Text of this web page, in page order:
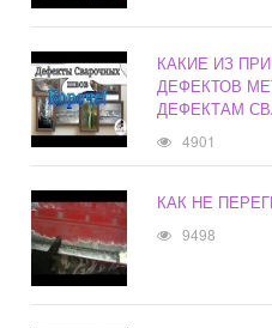
КАКИЕ ИЗ
ДЕФЕКТОВ
ДЕФЕКТАМ
4901
КАК НЕ
9498